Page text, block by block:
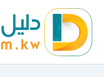
المحتوى